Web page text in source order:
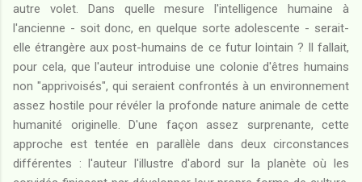
autre volet. Dans quelle mesure l'intelligence humaine à
l'ancienne - soit donc, en quelque sorte adolescente - serait-
elle étrangère aux post-humains de ce futur lointain ? Il fallait,
pour cela, que l'auteur introduise une colonie d'êtres humains
non "apprivoisés", qui seraient confrontés à un environnement
assez hostile pour révéler la profonde nature animale de cette
humanité originelle. D'une façon assez surprenante, cette
approche est tentée en parallèle dans deux circonstances
différentes : l'auteur l'illustre d'abord sur la planète où les